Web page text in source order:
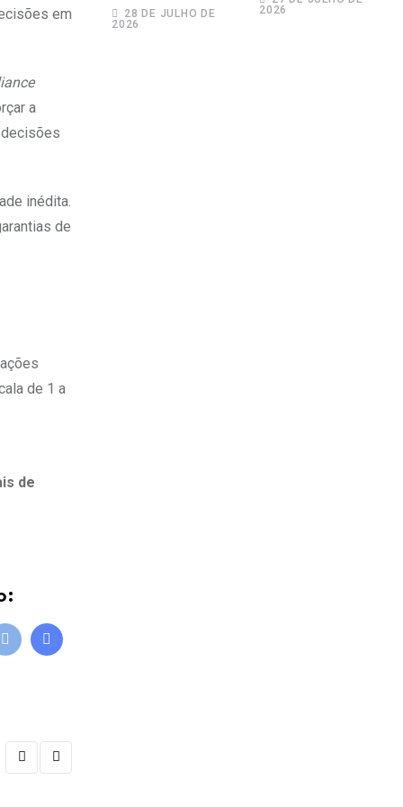
em
a
inédita.
de
de 1 a
de
Print
Share
para Adecoagro
em transação de
28 DE JULHO DE
2026
Rosas como
2026